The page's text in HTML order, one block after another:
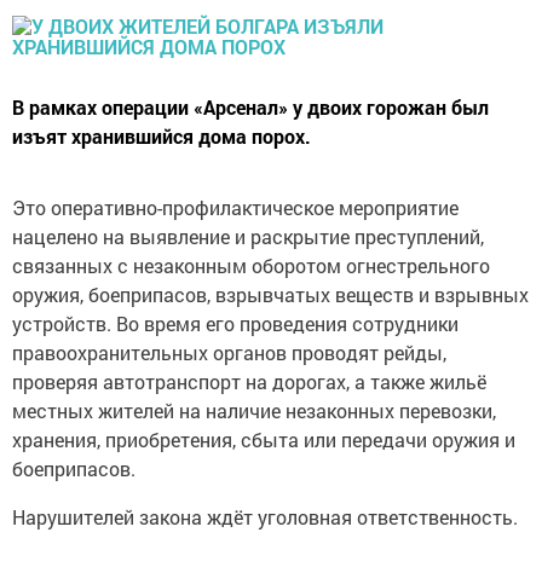
В рамках операции «Арсенал» у двоих горожан был
изъят хранившийся дома порох.
Это оперативно-профилактическое мероприятие
нацелено на выявление и раскрытие преступлений,
связанных с незаконным оборотом огнестрельного
оружия, боеприпасов, взрывчатых веществ и взрывных
устройств. Во время его проведения сотрудники
правоохранительных органов проводят рейды,
проверяя автотранспорт на дорогах, а также жильё
местных жителей на наличие незаконных перевозки,
хранения, приобретения, сбыта или передачи оружия и
боеприпасов.
Нарушителей закона ждёт уголовная ответственность.